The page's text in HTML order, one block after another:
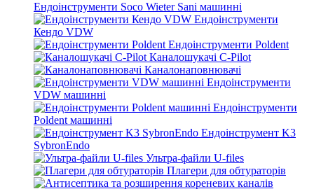
Ендоінструменти Soco Wieter Sani машинні
Ендоінструменти
Кендо VDW
Ендоінструменти Poldent
Каналошукачі C-Pilot
Каналонаповнювачі
Ендоінструменти
VDW машинні
Ендоінструменти
Poldent машинні
Ендоінструмент K3
SybronEndo
Ультра-файли U-files
Плагери для обтураторів